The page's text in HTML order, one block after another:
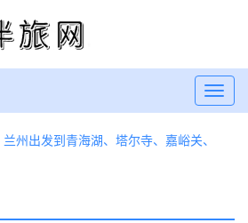
兰州出发到青海湖、塔尔寺、嘉峪关、